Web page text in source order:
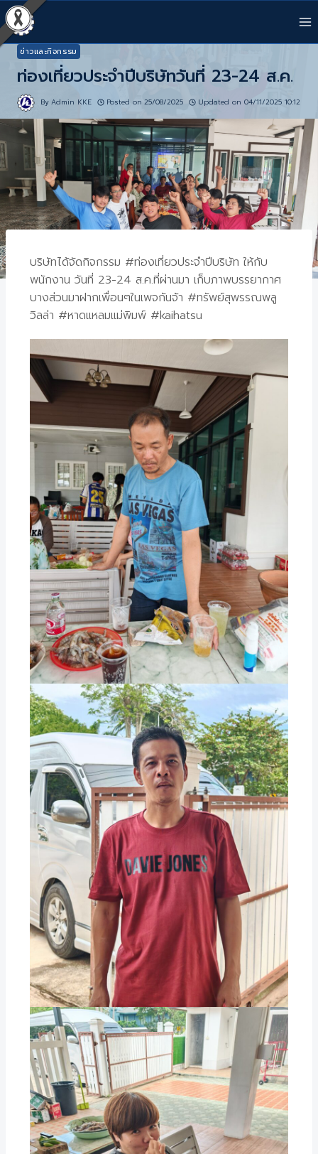
ข่าวและกิจกรรม
ท่องเที่ยวประจําปีบริษัทวันที่ 23-24 ส.ค.
By Admin KKE Posted on 25/08/2025 Updated on 04/11/2025 10:12
บริษัทได้จัดกิจกรรม #ท่องเที่ยวประจําปีบริษัท ให้กับ
พนักงาน วันที่ 23-24 ส.ค.ที่ผ่านมา เก็บภาพบรรยากาศ
บางส่วนมาฝากเพื่อนๆในเพจกันจ้า #ทรัพย์สุพรรณพลู
วิลล่า #หาดแหลมแม่พิมพ์ #kaihatsu